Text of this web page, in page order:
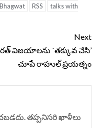
RSS
talks with
Next
విజయాలను `తక్కువ చేసి’
చూపే రాహుల్ ప్రయత్నం
తప్పనిసరి ఖాళీలు